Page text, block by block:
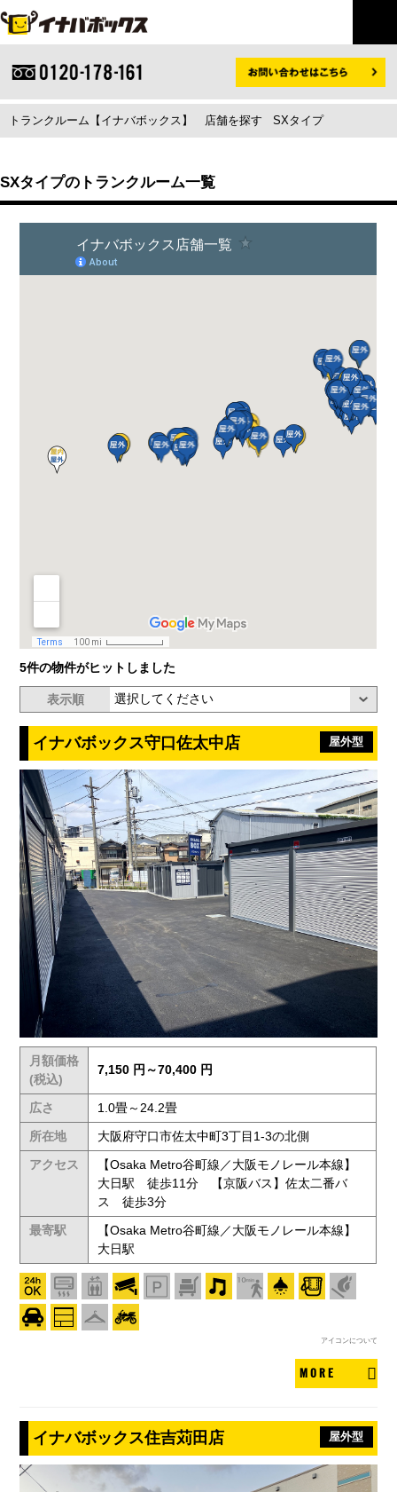
トランクルーム【イナバボックス】 店舗を探す SXタイプ
SXタイプのトランクルーム一覧
5件の物件がヒットしました
表示順
イナバボックス守口佐太中店 屋外型
月額価格
(税込)
7,150 円～70,400 円
広さ
1.0畳～24.2畳
所在地
大阪府守口市佐太中町3丁目1-3の北側
アクセス
【Osaka Metro谷町線／大阪モノレール本線】
大日駅 徒歩11分 【京阪バス】佐太二番バ
ス 徒歩3分
最寄駅
【Osaka Metro谷町線／大阪モノレール本線】
大日駅
アイコンについて
MORE
イナバボックス住吉苅田店 屋外型